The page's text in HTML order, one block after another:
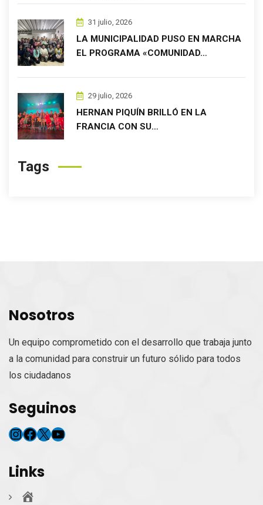
31 julio, 2026
LA MUNICIPALIDAD PUSO EN MARCHA
EL PROGRAMA «COMUNIDAD…
29 julio, 2026
HERNAN PIQUÍN BRILLÓ EN LA
FRANCIA CON SU…
Tags
Nosotros
Un equipo comprometido con el desarrollo que trabaja junto
a la comunidad para construir un futuro sólido para todos
los ciudadanos
Seguinos
Instagram
Facebook
X YouTube
Links